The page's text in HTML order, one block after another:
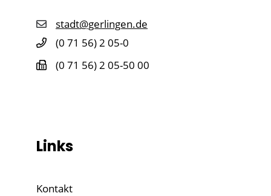
stadt@gerlingen.de
(0 71 56) 2 05-0
(0 71 56) 2 05-50 00
Links
Kontakt